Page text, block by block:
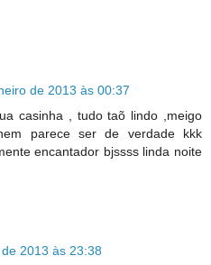
de 2013 às 00:37
casinha , tudo taõ lindo ,meigo
parece ser de verdade kkk
encantador bjssss linda noite
2013 às 23:38